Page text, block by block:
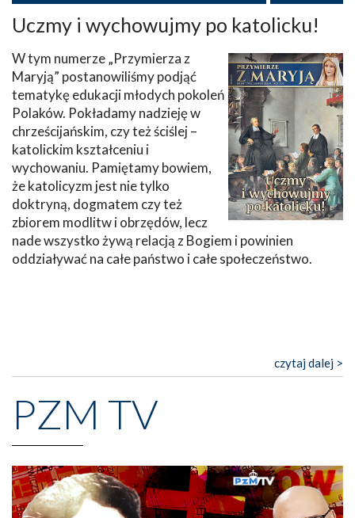
Uczmy i wychowujmy po katolicku!
W tym numerze „Przymierza z
Maryją” postanowiliśmy podjąć
tematykę edukacji młodych pokoleń
Polaków. Pokładamy nadzieję w
chrześcijańskim, czy też ściślej –
katolickim kształceniu i
wychowaniu. Pamiętamy bowiem,
że katolicyzm jest nie tylko
doktryną, dogmatem czy też
zbiorem modlitw i obrzędów, lecz
nade wszystko żywą relacją z Bogiem i powinien
oddziaływać na całe państwo i całe społeczeństwo.
czytaj dalej >
PZM TV